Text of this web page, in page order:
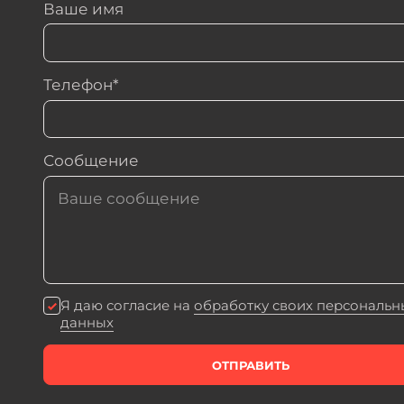
Ваше имя
Телефон*
Сообщение
Я даю согласие наобработку своих
данных
ОТПРАВИТЬ